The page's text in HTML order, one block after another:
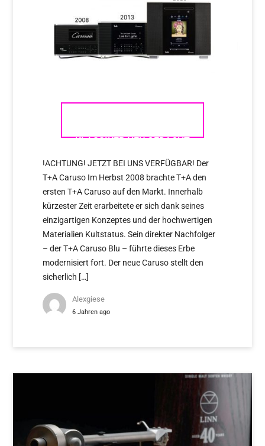
KLASSIKER NEU GEDACHT
!ACHTUNG! JETZT BEI UNS VERFÜGBAR! Der
T+A Caruso Im Herbst 2008 brachte T+A den
ersten T+A Caruso auf den Markt. Innerhalb
kürzester Zeit erarbeitete er sich dank seines
einzigartigen Konzeptes und der hochwertigen
Materialien Kultstatus. Sein direkter Nachfolger
– der T+A Caruso Blu – führte dieses Erbe
modernisiert fort. Der neue Caruso stellt den
sicherlich […]
Alexgiese
6 Jahren ago